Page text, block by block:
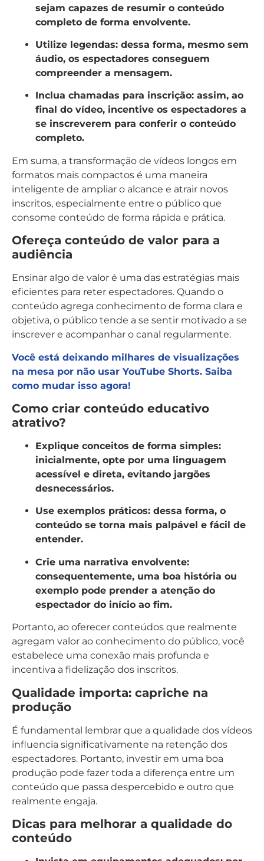
sejam capazes de resumir o conteúdo
completo de forma envolvente.
Utilize legendas: dessa forma, mesmo sem
áudio, os espectadores conseguem
compreender a mensagem.
Inclua chamadas para inscrição: assim, ao
final do vídeo, incentive os espectadores a
se inscreverem para conferir o conteúdo
completo.
Em suma, a transformação de vídeos longos em
formatos mais compactos é uma maneira
inteligente de ampliar o alcance e atrair novos
inscritos, especialmente entre o público que
consome conteúdo de forma rápida e prática.
Ofereça conteúdo de valor para a
audiência
Ensinar algo de valor é uma das estratégias mais
eficientes para reter espectadores. Quando o
conteúdo agrega conhecimento de forma clara e
objetiva, o público tende a se sentir motivado a se
inscrever e acompanhar o canal regularmente.
Você está deixando milhares de visualizações
na mesa por não usar YouTube Shorts. Saiba
como mudar isso agora!
Como criar conteúdo educativo
atrativo?
Explique conceitos de forma simples:
inicialmente, opte por uma linguagem
acessível e direta, evitando jargões
desnecessários.
Use exemplos práticos: dessa forma, o
conteúdo se torna mais palpável e fácil de
entender.
Crie uma narrativa envolvente:
consequentemente, uma boa história ou
exemplo pode prender a atenção do
espectador do início ao fim.
Portanto, ao oferecer conteúdos que realmente
agregam valor ao conhecimento do público, você
estabelece uma conexão mais profunda e
incentiva a fidelização dos inscritos.
Qualidade importa: capriche na
produção
É fundamental lembrar que a qualidade dos vídeos
influencia significativamente na retenção dos
espectadores. Portanto, investir em uma boa
produção pode fazer toda a diferença entre um
conteúdo que passa despercebido e outro que
realmente engaja.
Dicas para melhorar a qualidade do
conteúdo